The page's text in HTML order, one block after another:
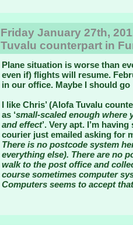
Friday January 27th,
Tuvalu counterpart in
Plane situation is worse than
even if) flights will resume.
in our office. Maybe I should
I like Chris’ (Alofa Tuvalu
as ‘small-scaled enough where
and effect’. Very apt. I’m
courier just emailed asking for
There is no postcode system
everything else). There are no
walk to the post office and
course sometimes computer
Computers seems to accept